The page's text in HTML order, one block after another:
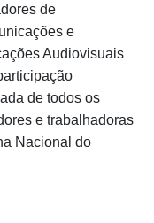
de
e
Audiovisuais
de todos os
e trabalhadoras
Nacional do